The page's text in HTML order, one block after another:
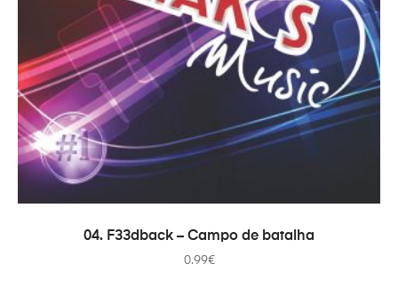
ADICIONAR
04. F33dback – Campo de batalha
0.99€